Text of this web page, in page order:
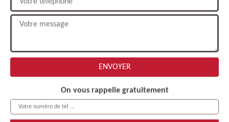
On vous rappelle gratuitement